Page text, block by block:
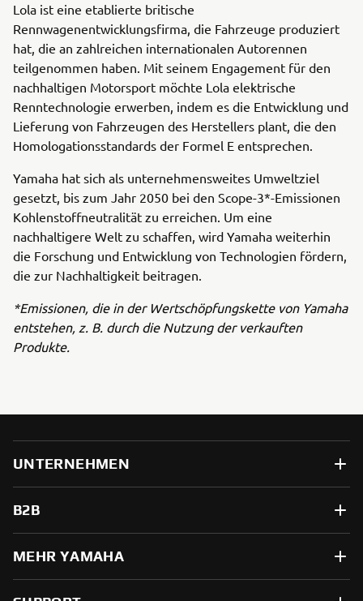
Lola ist eine etablierte britische
Rennwagenentwicklungsfirma, die Fahrzeuge produziert
hat, die an zahlreichen internationalen Autorennen
teilgenommen haben. Mit seinem Engagement für den
nachhaltigen Motorsport möchte Lola elektrische
Renntechnologie erwerben, indem es die Entwicklung und
Lieferung von Fahrzeugen des Herstellers plant, die den
Homologationsstandards der Formel E entsprechen.
Yamaha hat sich als unternehmensweites Umweltziel
gesetzt, bis zum Jahr 2050 bei den Scope-3*-Emissionen
Kohlenstoffneutralität zu erreichen. Um eine
nachhaltigere Welt zu schaffen, wird Yamaha weiterhin
die Forschung und Entwicklung von Technologien fördern,
die zur Nachhaltigkeit beitragen.
*Emissionen, die in der Wertschöpfungskette von Yamaha
entstehen, z. B. durch die Nutzung der verkauften
Produkte.
UNTERNEHMEN
B2B
MEHR YAMAHA